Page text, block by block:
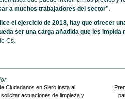
a muchos trabajadores del sector”.
el ejercicio de 2018, hay que ofrecer
ser una carga añadida que les impida
Cs.
Ciudadanos en Siero insta al
actuaciones de limpieza y